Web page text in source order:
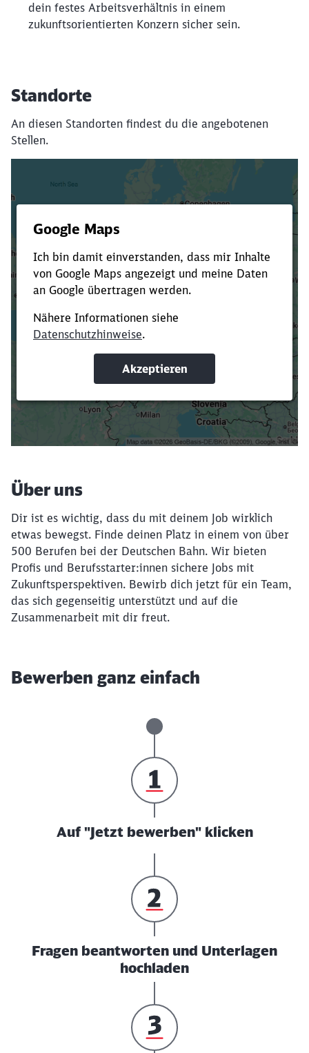
dein festes Arbeitsverhältnis in einem
zukunftsorientierten Konzern sicher sein.
Standorte
An diesen Standorten findest du die angebotenen
Stellen.
Verkürze die Ladezeit, indem du Suchbegriffe
oder Filter hinzufügst.
Suchbegriffe eingeben
Filter setzen
Über uns
Dir ist es wichtig, dass du mit deinem Job wirklich
etwas bewegst. Finde deinen Platz in einem von über
500 Berufen bei der Deutschen Bahn. Wir bieten
Profis und Berufsstarter:innen sichere Jobs mit
Zukunftsperspektiven. Bewirb dich jetzt für ein Team,
das sich gegenseitig unterstützt und auf die
Zusammenarbeit mit dir freut.
Bewerben ganz einfach
Auf "Jetzt bewerben" klicken
Fragen beantworten und Unterlagen
hochladen